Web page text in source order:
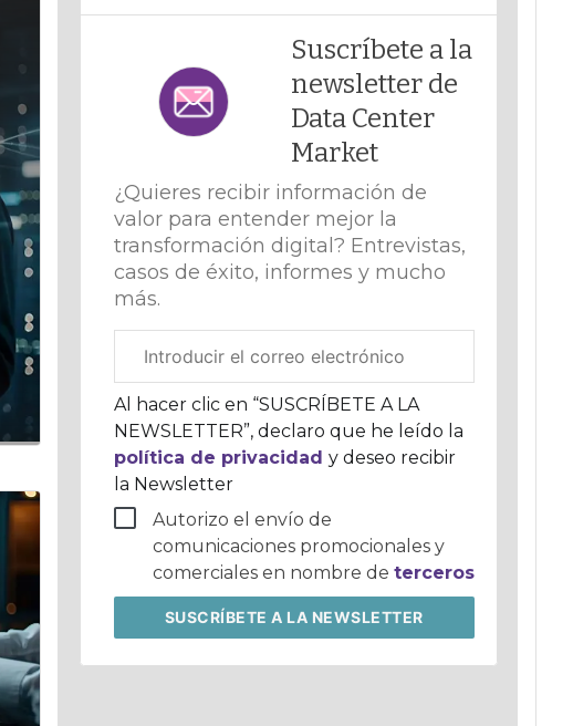
Suscríbete a la
newsletter de
Data Center
Market
¿Quieres recibir información de
valor para entender mejor la
transformación digital? Entrevistas,
casos de éxito, informes y mucho
más.
electrónico
corporativo
Al hacer clic en “SUSCRÍBETE A LA
NEWSLETTER”, declaro que he leído la
política de privacidad y deseo recibir
la Newsletter
Autorizo el envío de
comunicaciones promocionales y
comerciales en nombre de terceros
SUSCRÍBETEA LA NEWSLETTER